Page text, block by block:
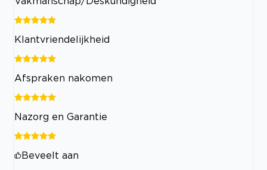
Klantvriendelijkheid
Afspraken nakomen
Nazorg en Garantie
Beveelt aan